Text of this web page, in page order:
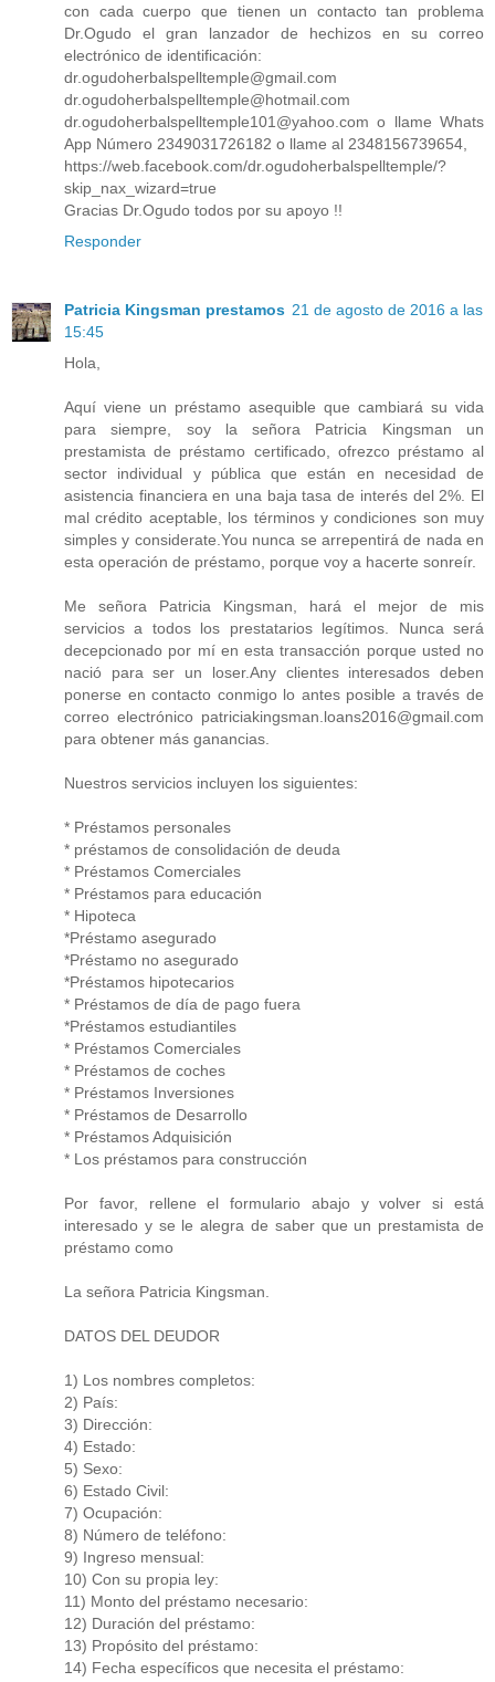
con cada cuerpo que tienen un contacto tan problema
Dr.Ogudo el gran lanzador de hechizos en su correo
electrónico de identificación:
dr.ogudoherbalspelltemple@gmail.com
dr.ogudoherbalspelltemple@hotmail.com
dr.ogudoherbalspelltemple101@yahoo.com o llame Whats
App Número 2349031726182 o llame al 2348156739654,
https://web.facebook.com/dr.ogudoherbalspelltemple/?
skip_nax_wizard=true
Gracias Dr.Ogudo todos por su apoyo !!
Responder
Patricia Kingsman prestamos 21 de agosto de 2016 a las
15:45
Hola,
Aquí viene un préstamo asequible que cambiará su vida
para siempre, soy la señora Patricia Kingsman un
prestamista de préstamo certificado, ofrezco préstamo al
sector individual y pública que están en necesidad de
asistencia financiera en una baja tasa de interés del 2%. El
mal crédito aceptable, los términos y condiciones son muy
simples y considerate.You nunca se arrepentirá de nada en
esta operación de préstamo, porque voy a hacerte sonreír.
Me señora Patricia Kingsman, hará el mejor de mis
servicios a todos los prestatarios legítimos. Nunca será
decepcionado por mí en esta transacción porque usted no
nació para ser un loser.Any clientes interesados ​​deben
ponerse en contacto conmigo lo antes posible a través de
correo electrónico patriciakingsman.loans2016@gmail.com
para obtener más ganancias.
Nuestros servicios incluyen los siguientes:
* Préstamos personales
* préstamos de consolidación de deuda
* Préstamos Comerciales
* Préstamos para educación
* Hipoteca
*Préstamo asegurado
*Préstamo no asegurado
*Préstamos hipotecarios
* Préstamos de día de pago fuera
*Préstamos estudiantiles
* Préstamos Comerciales
* Préstamos de coches
* Préstamos Inversiones
* Préstamos de Desarrollo
* Préstamos Adquisición
* Los préstamos para construcción
Por favor, rellene el formulario abajo y volver si está
interesado y se le alegra de saber que un prestamista de
préstamo como
La señora Patricia Kingsman.
DATOS DEL DEUDOR
1) Los nombres completos:
2) País:
3) Dirección:
4) Estado:
5) Sexo:
6) Estado Civil:
7) Ocupación:
8) Número de teléfono:
9) Ingreso mensual:
10) Con su propia ley:
11) Monto del préstamo necesario:
12) Duración del préstamo:
13) Propósito del préstamo:
14) Fecha específicos que necesita el préstamo: